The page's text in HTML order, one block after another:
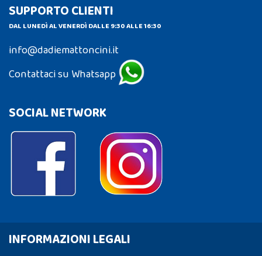
SUPPORTO CLIENTI
DAL LUNEDÌ AL VENERDÌ DALLE 9:30 ALLE 16:30
info@dadiemattoncini.it
Contattaci su Whatsapp
SOCIAL NETWORK
INFORMAZIONI LEGALI